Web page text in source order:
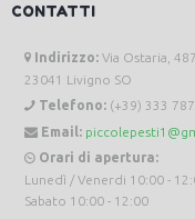
CONTATTI
Indirizzo: Via Ostaria, 487
23041 Livigno SO
Telefono: (+39) 333
Email:
Orari di apertura:
Lunedì / Venerdi 10:00 -
Sabato 10:00 - 12:00